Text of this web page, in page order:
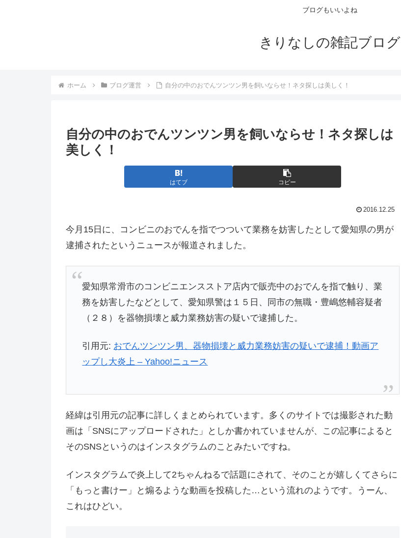
ブログもいいよね
きりなしの雑記ブログ
ホーム ブログ運営 自分の中のおでんツンツン男を飼いならせ！ネタ探しは美しく！
自分の中のおでんツンツン男を飼いならせ！ネタ探しは
美しく！
はてブ コピー
2016.12.25
今月15日に、コンビニのおでんを指でつついて業務を妨害したとして愛知県の男が
逮捕されたというニュースが報道されました。
愛知県常滑市のコンビニエンスストア店内で販売中のおでんを指で触り、業
務を妨害したなどとして、愛知県警は１５日、同市の無職・豊嶋悠輔容疑者
（２８）を器物損壊と威力業務妨害の疑いで逮捕した。
引用元: おでんツンツン男、器物損壊と威力業務妨害の疑いで逮捕！動画ア
ップし大炎上 – Yahoo!ニュース
経緯は引用元の記事に詳しくまとめられています。多くのサイトでは撮影された動
画は「SNSにアップロードされた」としか書かれていませんが、この記事によると
そのSNSというのはインスタグラムのことみたいですね。
インスタグラムで炎上して2ちゃんねるで話題にされて、そのことが嬉しくてさらに
「もっと書けー」と煽るような動画を投稿した…という流れのようです。うーん、
これはひどい。